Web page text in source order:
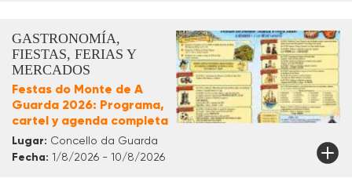
GASTRONOMÍA,
FIESTAS, FERIAS Y
MERCADOS
Festas do Monte de A
Guarda 2026: Programa,
cartel y agenda completa
Lugar: Concello da Guarda
Fecha: 1/8/2026 - 10/8/2026